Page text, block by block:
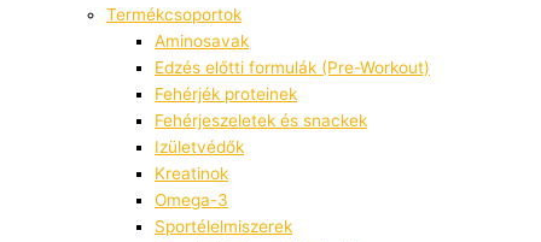
Termékcsoportok
Aminosavak
Edzés előtti formulák (Pre-Workout)
Fehérjék proteinek
Fehérjeszeletek és snackek
Izületvédők
Kreatinok
Omega-3
Sportélelmiszerek